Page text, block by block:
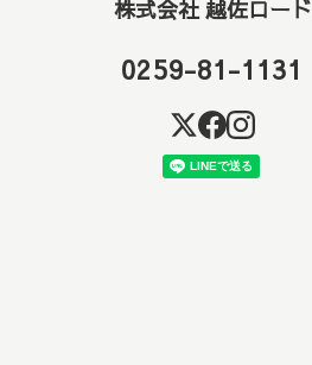
株式会社 越佐ロード
0259-81-1131